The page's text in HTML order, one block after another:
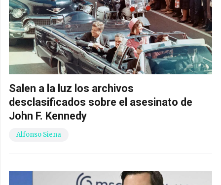
Salen a la luz los archivos
desclasificados sobre el asesinato de
John F. Kennedy
Alfonso Siena